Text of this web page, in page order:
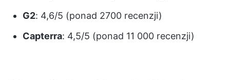
G2: 4,6/5 (ponad 2700 recenzji)
Capterra: 4,5/5 (ponad 11 000 recenzji)